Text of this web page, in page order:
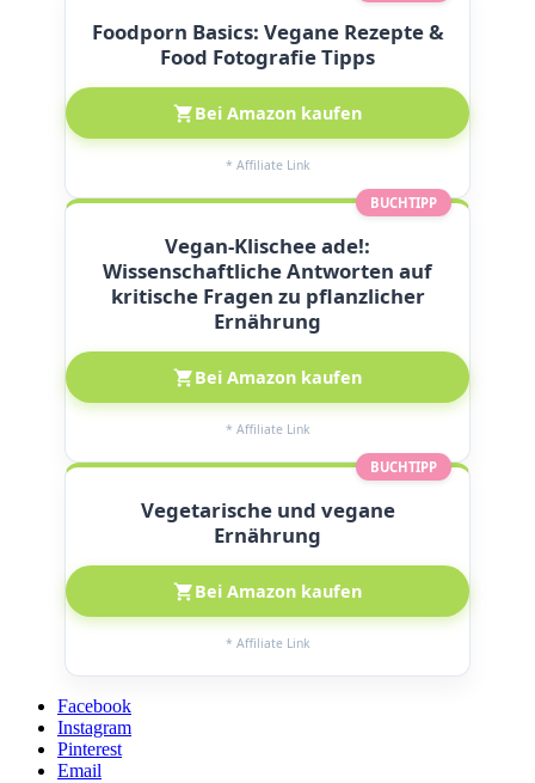
Foodporn Basics: Vegane Rezepte &
Food Fotografie Tipps
Bei Amazon kaufen
* Affiliate Link
BUCHTIPP
Vegan-Klischee ade!:
Wissenschaftliche Antworten auf
kritische Fragen zu pflanzlicher
Ernährung
Bei Amazon kaufen
* Affiliate Link
BUCHTIPP
Vegetarische und vegane
Ernährung
Bei Amazon kaufen
* Affiliate Link
Facebook
Instagram
Pinterest
Email